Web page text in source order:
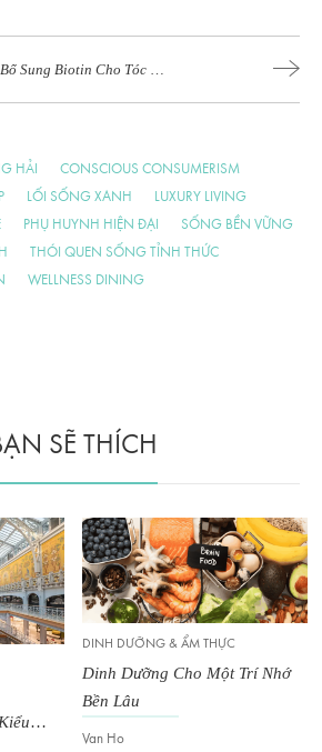
Sung Biotin Cho Tóc Và
HẢI
CONSCIOUS CONSUMERISM
LỐI SỐNG XANH
LUXURY LIVING
PHỤ HUYNH HIỆN ĐẠI
SỐNG BỀN VỮNG
THÓI QUEN SỐNG TỈNH THỨC
WELLNESS DINING
SẼ THÍCH
DINH DƯỠNG & ẨM THỰC
Dinh Dưỡng Cho Một Trí Nhớ
Bền Lâu
Van Ho